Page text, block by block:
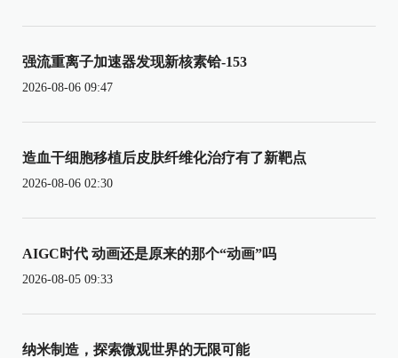
强流重离子加速器发现新核素铪-153
2026-08-06 09:47
造血干细胞移植后皮肤纤维化治疗有了新靶点
2026-08-06 02:30
AIGC时代 动画还是原来的那个“动画”吗
2026-08-05 09:33
纳米制造，探索微观世界的无限可能